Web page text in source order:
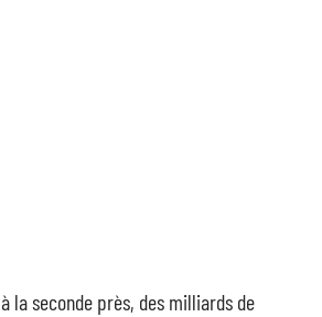
la seconde près, des milliards de